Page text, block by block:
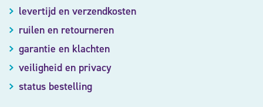
levertijd en verzendkosten
ruilen en retourneren
garantie en klachten
veiligheid en privacy
status bestelling